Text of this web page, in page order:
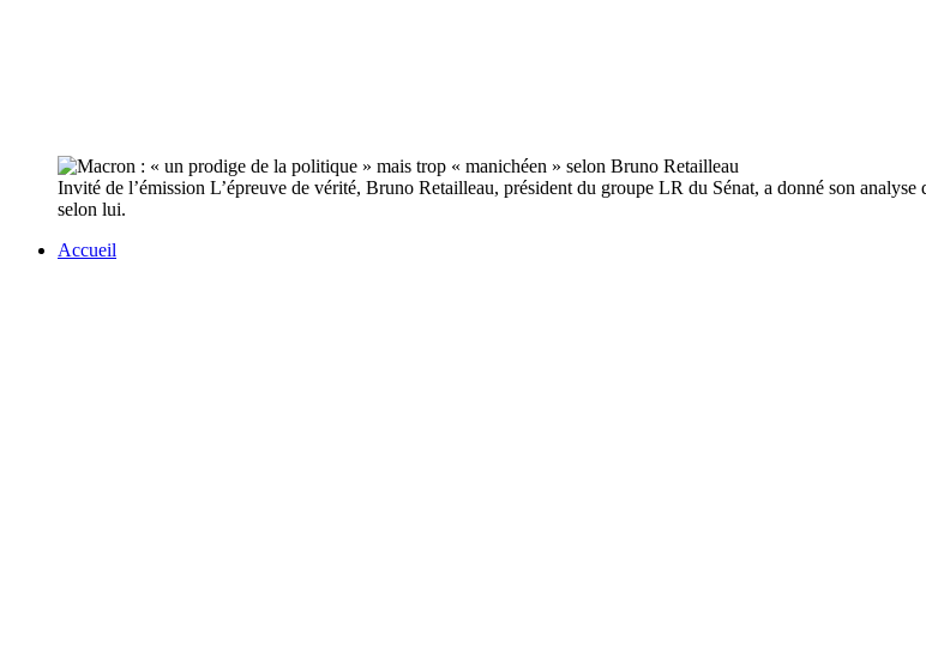
Invité de l’émission L’épreuve de vérité, Bruno Retailleau, président du groupe LR du Sénat, a donné son
selon lui.
Accueil